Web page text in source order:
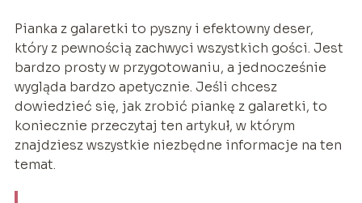
Pianka z galaretki to pyszny i efektowny deser,
który z pewnością zachwyci wszystkich gości. Jest
bardzo prosty w przygotowaniu, a jednocześnie
wygląda bardzo apetycznie. Jeśli chcesz
dowiedzieć się, jak zrobić piankę z galaretki, to
koniecznie przeczytaj ten artykuł, w którym
znajdziesz wszystkie niezbędne informacje na ten
temat.